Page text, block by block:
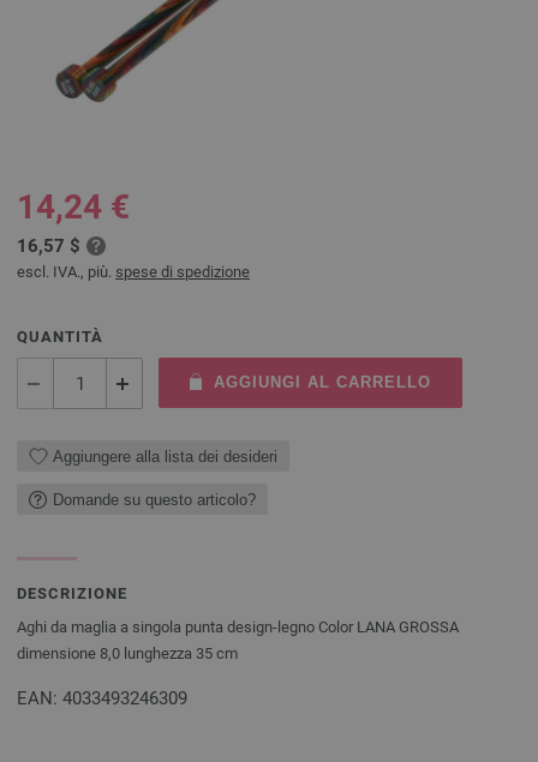
14,24 €
16,57 $
escl. IVA., più. spese di spedizione
QUANTITÀ
AGGIUNGI AL CARRELLO
Aggiungere alla lista dei desideri
Domande su questo articolo?
DESCRIZIONE
Aghi da maglia a singola punta design-legno Color LANA GROSSA
dimensione 8,0 lunghezza 35 cm
EAN: 4033493246309